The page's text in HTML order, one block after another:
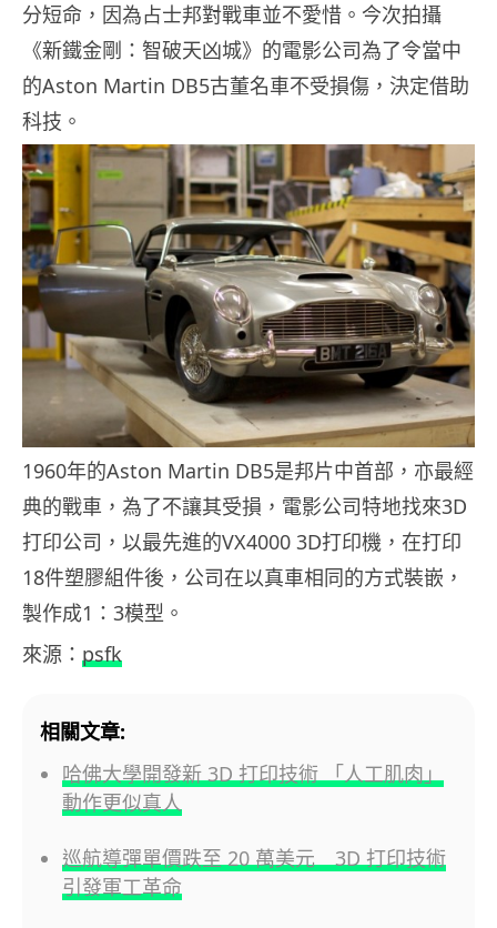
分短命，因為占士邦對戰車並不愛惜。今次拍攝
《新鐵金剛：智破天凶城》的電影公司為了令當中
的Aston Martin DB5古董名車不受損傷，決定借助
科技。
1960年的Aston Martin DB5是邦片中首部，亦最經
典的戰車，為了不讓其受損，電影公司特地找來3D
打印公司，以最先進的VX4000 3D打印機，在打印
18件塑膠組件後，公司在以真車相同的方式裝嵌，
製作成1：3模型。
來源： psfk
相關文章:
哈佛大學開發新 3D 打印技術 「人工肌肉」
動作更似真人
巡航導彈單價跌至 20 萬美元 3D 打印技術
引發軍工革命